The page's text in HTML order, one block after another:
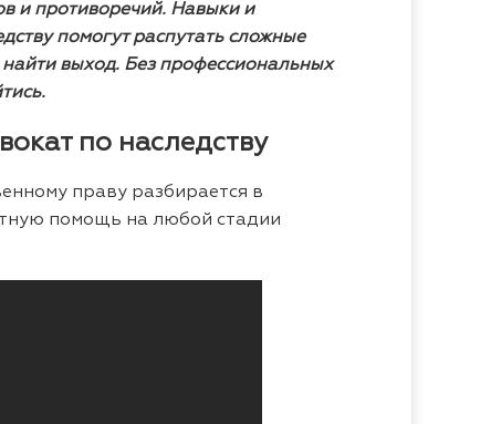
и противоречий. Навыки и
помогут распутать сложные
выход. Без профессиональных
по наследству
праву разбирается в
помощь на любой стадии